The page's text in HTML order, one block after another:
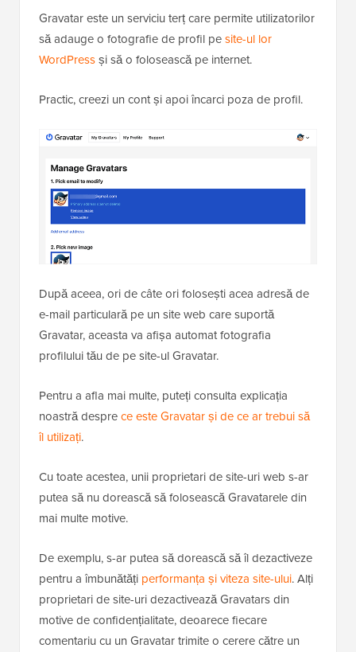
Gravatar este un serviciu terț care permite utilizatorilor
să adauge o fotografie de profil pesite-ul lor
WordPressși să o folosească pe internet.
Practic, creezi un cont și apoi încarci poza de profil.
După aceea, ori de câte ori folosești acea adresă de
e-mail particulară pe un site web care suportă
Gravatar, aceasta va afișa automat fotografia
profilului tău de pe site-ul Gravatar.
Pentru a afla mai multe, puteți consulta explicația
noastră desprece este Gravatar și de ce ar trebui să
îl utilizați.
Cu toate acestea, unii proprietari de site-uri web s-ar
putea să nu dorească să folosească Gravatarele din
mai multe motive.
De exemplu, s-ar putea să dorească să îl dezactiveze
pentru a îmbunătăți performanța și viteza site-ului. Alți
proprietari de site-uri dezactivează Gravatars din
motive de confidențialitate, deoarece fiecare
comentariu cu un Gravatar trimite o cerere către un